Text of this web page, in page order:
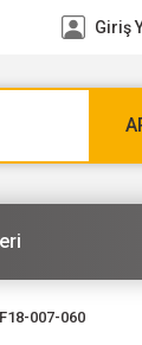
Giriş
007-060